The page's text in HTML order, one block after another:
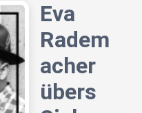
Eva
Radem
acher
übers